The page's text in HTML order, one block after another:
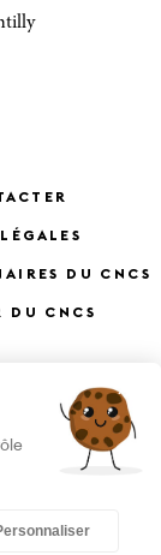
DU CNCS
DU CNCS
X